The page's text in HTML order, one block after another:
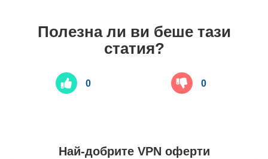
Полезна ли ви беше тази
статия?
0 0
Най-добрите VPN оферти